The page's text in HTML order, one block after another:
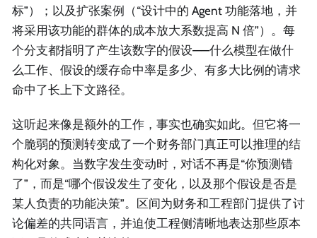
标”）；以及扩张案例（“设计中的 Agent 功能落地，并
将采用该功能的群体的成本放大系数提高 N 倍”）。每
个分支都指明了产生该数字的假设——什么模型在做什
么工作、假设的缓存命中率是多少、有多大比例的请求
命中了长上下文路径。
这听起来像是额外的工作，事实也确实如此。但它将一
个脆弱的预测转变成了一个财务部门真正可以推理的结
构化对象。当数字发生变动时，对话不再是“你预测错
了”，而是“哪个假设发生了变化，以及那个假设是否是
某人负责的功能决策”。区间为财务和工程部门提供了讨
论偏差的共同语言，并迫使工程侧清晰地表达那些原本